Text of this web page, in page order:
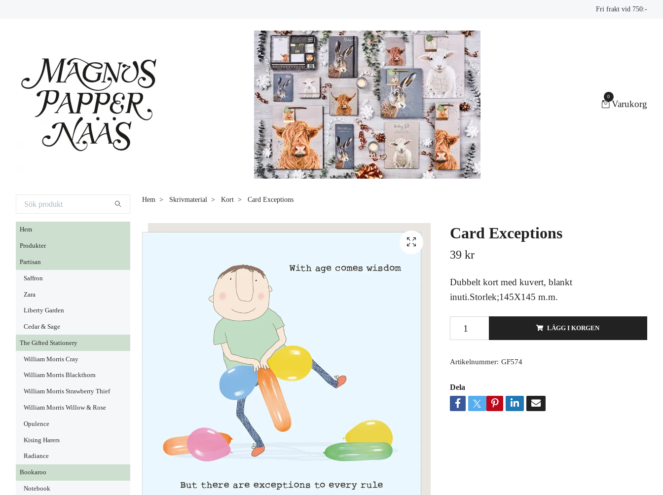
Fri frakt vid 750:-
0
Varukorg
Hem
Produkter
Partisan
Saffron
Zara
Liberty Garden
Cedar & Sage
The Gifted Stationery
William Morris Cray
William Morris Blackthorn
William Morris Strawberry Thief
William Morris Willow & Rose
Opulence
Kising Harers
Radiance
Bookaroo
Notebook
Hem Skrivmaterial Kort Card Exceptions
Card Exceptions
39 kr
Dubbelt kort med kuvert, blankt
inuti.Storlek;145X145 m.m.
LÄGG I KORGEN
Artikelnummer: GF574
Dela